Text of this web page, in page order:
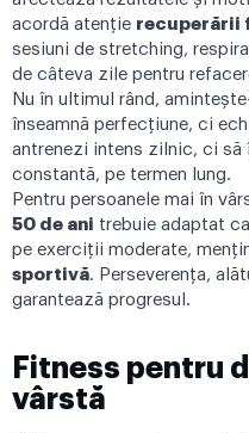
acordă atenție recuperării
sesiuni de stretching,
de câteva zile pentru
Nu în ultimul rând,
înseamnă perfecțiune, ci
antrenezi intens zilnic, ci
constantă, pe termen lung.
Pentru persoanele mai în
50 de ani trebuie adaptat
pe exerciții moderate,
sportivă. Perseverența,
garantează progresul.
Fitness pentru
vârstă